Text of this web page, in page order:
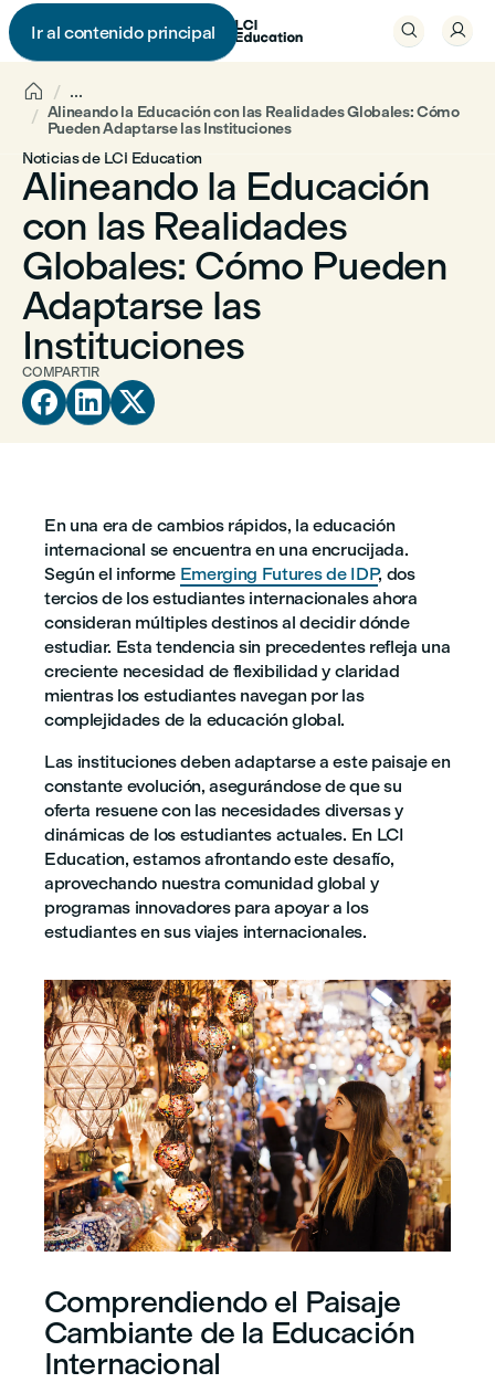
Ir al contenido principal
  
 ...
Alineando la Educación con las Realidades Globales: Cómo
Pueden Adaptarse las Instituciones
Noticias de LCI Education
Alineando la Educación
con las Realidades
Globales: Cómo Pueden
Adaptarse las
Instituciones
COMPARTIR
  
En una era de cambios rápidos, la educación
internacional se encuentra en una encrucijada.
Según el informe Emerging Futures de IDP, dos
tercios de los estudiantes internacionales ahora
consideran múltiples destinos al decidir dónde
estudiar. Esta tendencia sin precedentes refleja una
creciente necesidad de flexibilidad y claridad
mientras los estudiantes navegan por las
complejidades de la educación global.
Las instituciones deben adaptarse a este paisaje en
constante evolución, asegurándose de que su
oferta resuene con las necesidades diversas y
dinámicas de los estudiantes actuales. En LCI
Education, estamos afrontando este desafío,
aprovechando nuestra comunidad global y
programas innovadores para apoyar a los
estudiantes en sus viajes internacionales.
Comprendiendo el Paisaje
Cambiante de la Educación
Internacional